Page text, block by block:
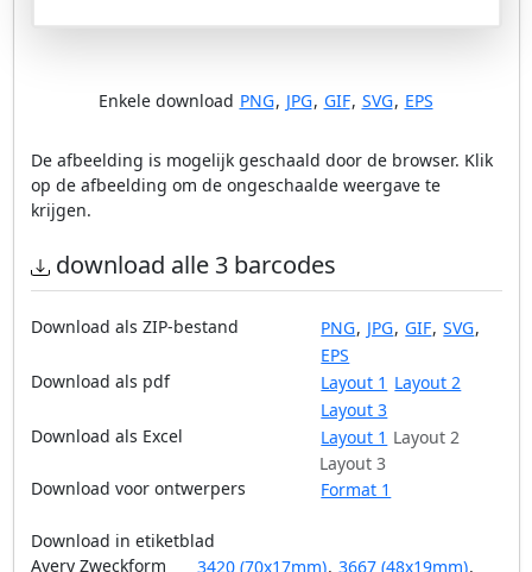
Enkele download PNG, JPG, GIF, SVG, EPS
De afbeelding is mogelijk geschaald door de browser. Klik
op de afbeelding om de ongeschaalde weergave te
krijgen.
download alle 3 barcodes
Download als ZIP-bestand PNG, JPG, GIF, SVG,
EPS
Download als pdf
Layout 1 Layout 2
Layout 3
Download als Excel
Layout 1 Layout 2
Layout 3
Download voor ontwerpers
Format 1
Download in etiketblad
Avery Zweckform
3420 (70x17mm), 3667 (48x19mm),